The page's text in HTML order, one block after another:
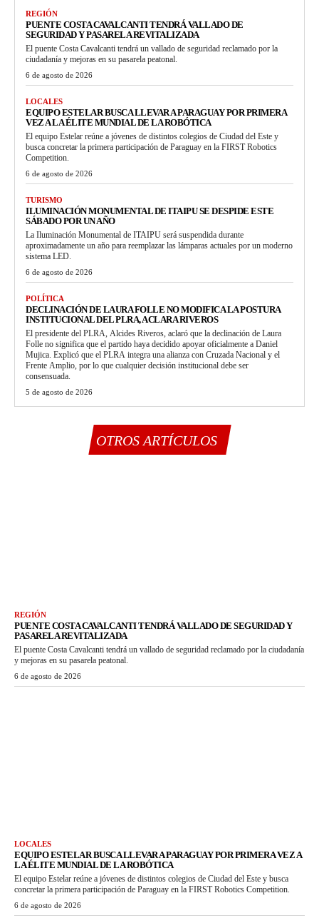
REGIÓN
PUENTE COSTA CAVALCANTI TENDRÁ VALLADO DE
SEGURIDAD Y PASARELA REVITALIZADA
El puente Costa Cavalcanti tendrá un vallado de seguridad reclamado por la
ciudadanía y mejoras en su pasarela peatonal.
6 de agosto de 2026
LOCALES
EQUIPO ESTELAR BUSCA LLEVAR A PARAGUAY POR PRIMERA
VEZ A LA ÉLITE MUNDIAL DE LA ROBÓTICA
El equipo Estelar reúne a jóvenes de distintos colegios de Ciudad del Este y
busca concretar la primera participación de Paraguay en la FIRST Robotics
Competition.
6 de agosto de 2026
TURISMO
ILUMINACIÓN MONUMENTAL DE ITAIPU SE DESPIDE ESTE
SÁBADO POR UN AÑO
La Iluminación Monumental de ITAIPU será suspendida durante
aproximadamente un año para reemplazar las lámparas actuales por un moderno
sistema LED.
6 de agosto de 2026
POLÍTICA
DECLINACIÓN DE LAURA FOLLE NO MODIFICA LA POSTURA
INSTITUCIONAL DEL PLRA, ACLARA RIVEROS
El presidente del PLRA, Alcides Riveros, aclaró que la declinación de Laura
Folle no significa que el partido haya decidido apoyar oficialmente a Daniel
Mujica. Explicó que el PLRA integra una alianza con Cruzada Nacional y el
Frente Amplio, por lo que cualquier decisión institucional debe ser
consensuada.
5 de agosto de 2026
OTROS ARTÍCULOS
REGIÓN
PUENTE COSTA CAVALCANTI TENDRÁ VALLADO DE SEGURIDAD Y
PASARELA REVITALIZADA
El puente Costa Cavalcanti tendrá un vallado de seguridad reclamado por la ciudadanía
y mejoras en su pasarela peatonal.
6 de agosto de 2026
LOCALES
EQUIPO ESTELAR BUSCA LLEVAR A PARAGUAY POR PRIMERA VEZ A
LA ÉLITE MUNDIAL DE LA ROBÓTICA
El equipo Estelar reúne a jóvenes de distintos colegios de Ciudad del Este y busca
concretar la primera participación de Paraguay en la FIRST Robotics Competition.
6 de agosto de 2026